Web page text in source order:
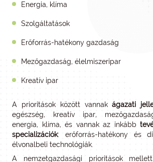
Energia, klíma
Szolgáltatások
Erőforrás-hatékony gazdaság
Mezőgazdaság, élelmiszeripar
Kreatív ipar
A prioritások között vannakágazati
egészség, kreatív ipar,
energia, klíma, és vannak az inkább
specializációk: erőforrás-hatékony és
élvonalbeli technológiák.
A nemzetgazdasági prioritások